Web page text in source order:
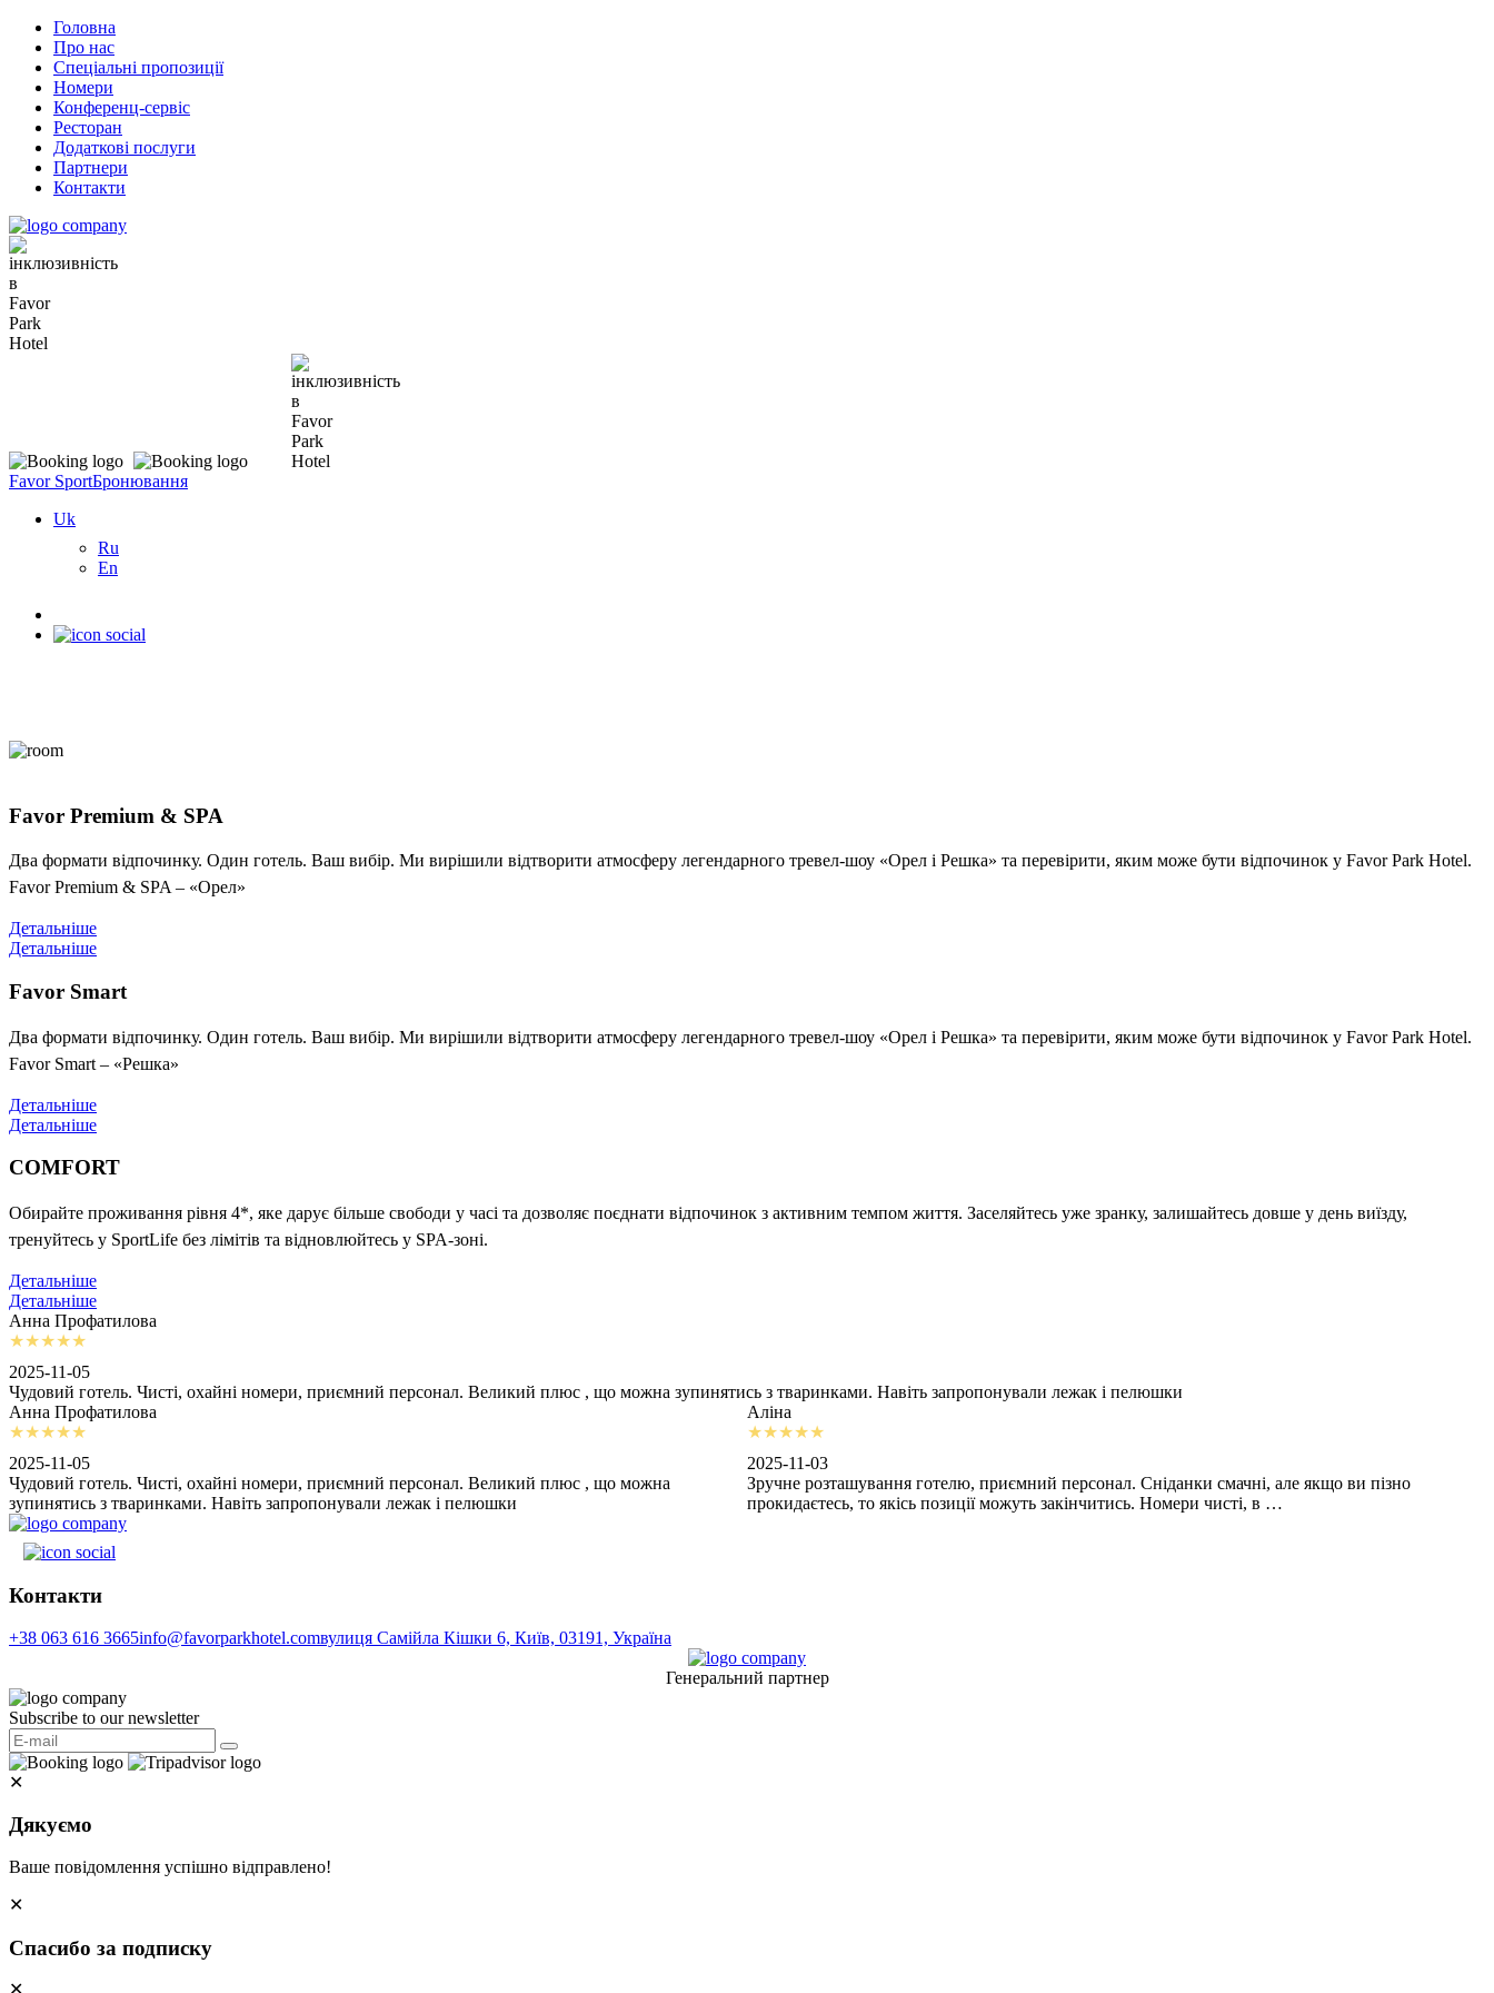
Головна
Про нас
Спеціальні пропозиції
Номери
Конференц-сервіс
Ресторан
Додаткові послуги
Партнери
Контакти
Favor SportБронювання
Uk
Ru
En
Favor Premium & SPA
Два формати відпочинку. Один готель. Ваш вибір. Ми вирішили відтворити атмосферу легендарного тревел-шоу «Орел і Решка» та перевірити, яким може бути відпочинок у Favor Park Hotel.
Favor Premium & SPA – «Орел»
Детальніше
Детальніше
Favor Smart
Два формати відпочинку. Один готель. Ваш вибір. Ми вирішили відтворити атмосферу легендарного тревел-шоу «Орел і Решка» та перевірити, яким може бути відпочинок у Favor Park Hotel.
Favor Smart – «Решка»
Детальніше
Детальніше
COMFORT
Обирайте проживання рівня 4*, яке дарує більше свободи у часі та дозволяє поєднати відпочинок з активним темпом життя. Заселяйтесь уже зранку, залишайтесь довше у день виїзду,
тренуйтесь у SportLife без лімітів та відновлюйтесь у SPA-зоні.
Детальніше
Детальніше
Анна Профатилова
2025-11-05
Чудовий готель. Чисті, охайні номери, приємний персонал. Великий плюс , що можна зупинятись з тваринками. Навіть запропонували лежак і пелюшки
Анна Профатилова
2025-11-05
Чудовий готель. Чисті, охайні номери, приємний персонал. Великий плюс , що можна
зупинятись з тваринками. Навіть запропонували лежак і пелюшки
Аліна
2025-11-03
Зручне розташування готелю, приємний персонал. Сніданки смачні, але якщо ви пізно
прокидаєтесь, то якісь позиції можуть закінчитись. Номери чисті, в …
Контакти
+38 063 616 3665info@favorparkhotel.comвулиця Самійла Кішки 6, Київ, 03191, Україна
Генеральний партнер
Subscribe to our newsletter
✕
Дякуємо
Ваше повідомлення успішно відправлено!
✕
Спасибо за подписку